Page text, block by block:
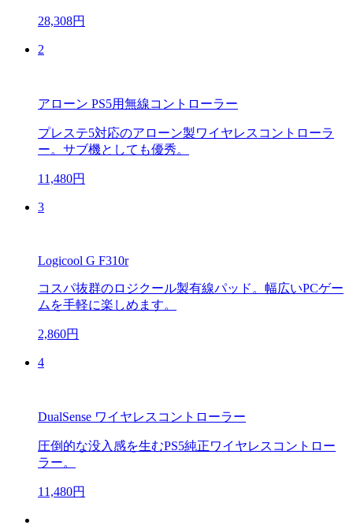
28,308円
2
アローン PS5用無線コントローラー
プレステ5対応のアローン製ワイヤレスコントローラ
ー。サブ機としても優秀。
11,480円
3
Logicool G F310r
コスパ抜群のロジクール製有線パッド。幅広いPCゲー
ムを手軽に楽しめます。
2,860円
4
DualSense ワイヤレスコントローラー
圧倒的な没入感を生むPS5純正ワイヤレスコントロー
ラー。
11,480円